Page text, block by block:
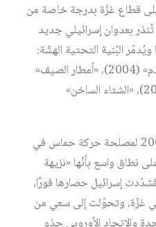
على قطاع غزّة بدرجة خاصة من
بعدوان إسرائيلي جديد
البُنية التحتية الهشّة:
«قوس قزح» (2004)، «أيام الندم» (2004)، «أمطار الصيف»
(2006)، «غيوم الخريف» (2006)، «الشتاء الساخن»
صوّت الفلسطينيون في عام 2006 لمصلحة حركة حماس في
نطاق واسع بأنّها «نزيهة
إسرائيل حصارها فورًا،
غزّة، وتحوّلت إلى سعي من